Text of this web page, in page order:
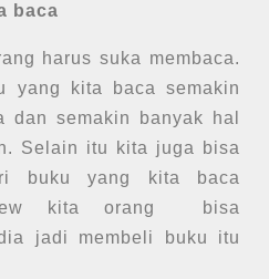
baca
harus suka membaca.
yang kita baca semakin
dan semakin banyak hal
Selain itu kita juga bisa
buku yang kita baca
kita orang bisa
jadi membeli buku itu